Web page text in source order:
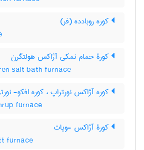
کوره روبادده (فر)
کورۀ حمام نمکی آژاکس هولتگرن
salt bath furnace
کوره آژاکس نورتراپ ، کوره افکو-
furnace
کورۀ آژاکس -ویات
furnace